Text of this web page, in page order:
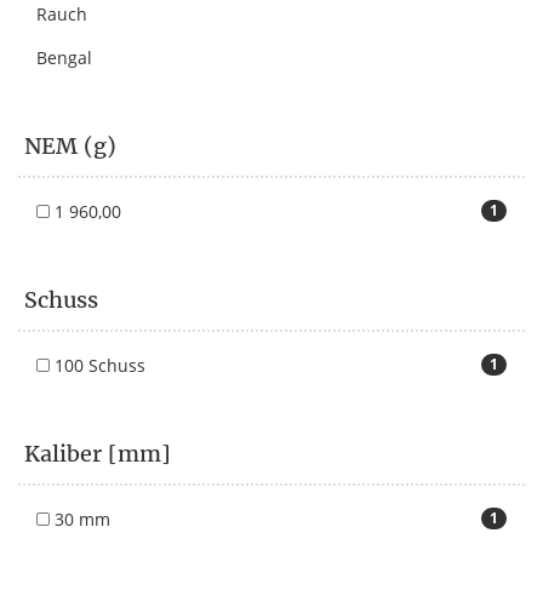
Rauch
Bengal
NEM (g)
1
1 960,00
Schuss
1
100 Schuss
Kaliber [mm]
1
30 mm